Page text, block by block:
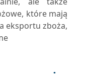
które mają
eksportu zboża,